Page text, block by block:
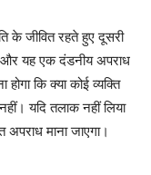
के जीवित रहते हुए दूसरी
और यह एक दंडनीय अपराध
कि क्या कोई व्यक्ति
यदि तलाक नहीं लिया
माना जाएगा।